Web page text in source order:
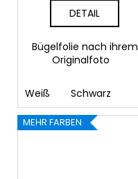
DETAIL
Bügelfolie nach ihrem
Originalfoto
Weiß Schwarz
MEHR FARBEN